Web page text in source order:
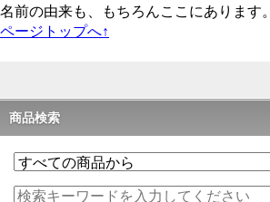
名前の由来も、もちろんここにあります。
ページトップへ↑
商品検索